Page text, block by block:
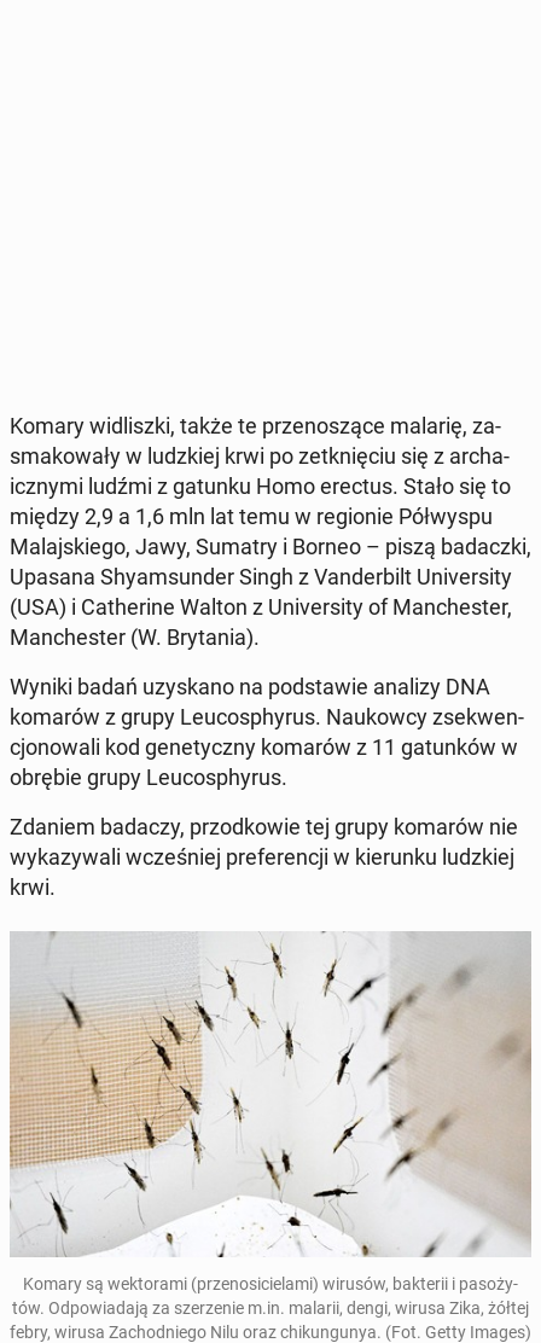
Komary wi­dlisz­ki, także te prze­no­szą­ce malarię, za­
sma­ko­wa­ły w ludz­kiej krwi po ze­tknię­ciu się z ar­cha­
icz­ny­mi ludźmi z gatunku Homo erectus. Stało się to
między 2,9 a 1,6 mln lat temu w re­gio­nie Pół­wy­spu
Ma­laj­skie­go, Jawy, Sumatry i Borneo – piszą ba­dacz­ki,
Upasana Shy­am­sun­der Singh z Van­der­bilt Uni­ver­si­ty
(USA) i Ca­the­ri­ne Walton z Uni­ver­si­ty of Man­che­ster,
Man­che­ster (W. Bry­ta­nia).
Wyniki badań uzy­ska­no na pod­sta­wie analizy DNA
komarów z grupy Leu­co­sphy­rus. Na­ukow­cy zse­kwen­
cjo­no­wa­li kod ge­ne­tycz­ny komarów z 11 ga­tun­ków w
obrębie grupy Leu­co­sphy­rus.
Zdaniem badaczy, przod­ko­wie tej grupy komarów nie
wy­ka­zy­wa­li wcze­śniej pre­fe­ren­cji w kie­run­ku ludz­kiej
krwi.
Komary są wek­to­ra­mi (prze­no­si­cie­la­mi) wirusów, bak­te­rii i pa­so­ży­
tów. Od­po­wia­da­ją za sze­rze­nie m.in. malarii, dengi, wirusa Zika, żółtej
febry, wirusa Za­chod­nie­go Nilu oraz chi­kun­gu­nya. (Fot. Getty Images)